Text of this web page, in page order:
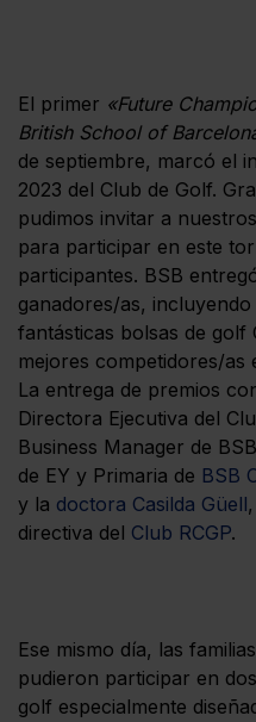
El primer «Future
British School of
de septiembre, marcó el
2023 del Club de Golf.
pudimos invitar a
para participar en este
participantes. BSB
ganadores/as,
fantásticas bolsas de golf
mejores competidores/as
La entrega de premios
Directora Ejecutiva del
Business Manager de
de EY y Primaria de BSB
y la doctora Casilda Güell
directiva del Club RCGP.
Ese mismo día, las
pudieron participar en
golf especialmente